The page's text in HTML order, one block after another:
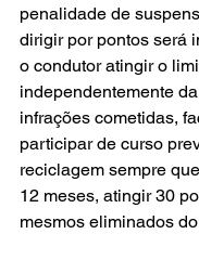
penalidade de
dirigir por pontos será
o condutor atingir o
independentemente
infrações cometidas,
participar de curso
reciclagem sempre
12 meses, atingir 30
mesmos eliminados